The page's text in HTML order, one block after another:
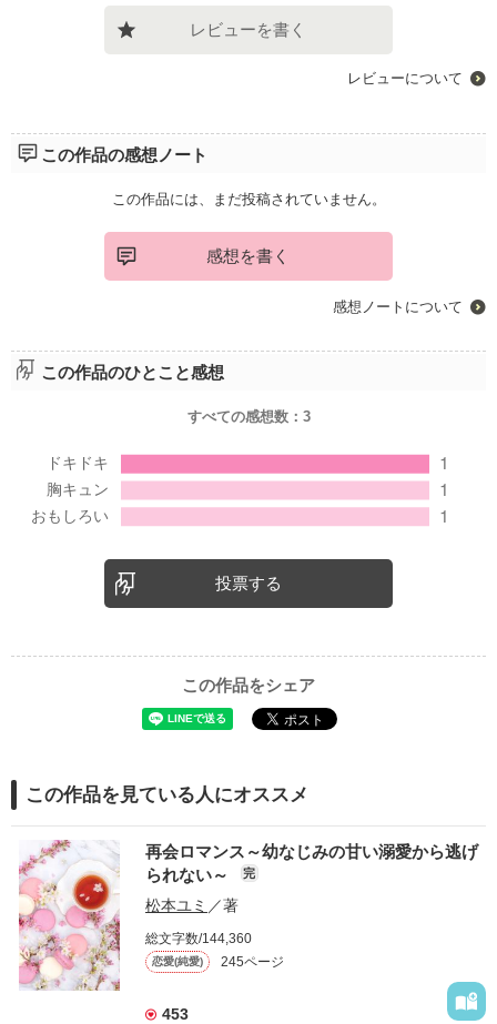
レビューを書く
レビューについて
この作品の感想ノート
この作品には、まだ投稿されていません。
感想を書く
感想ノートについて
この作品のひとこと感想
すべての感想数： 3
投票する
この作品をシェア
この作品を見ている人にオススメ
再会ロマンス～幼なじみの甘い溺愛から逃げ
られない～
完
松本ユミ ／著
総文字数/144,360
恋愛(純愛) 245ページ
453